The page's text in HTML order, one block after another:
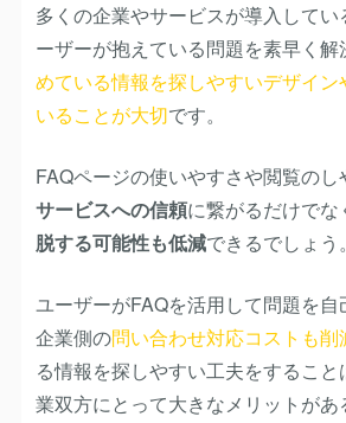
多くの企業やサービスが導入して
ーザーが抱えている問題を素早く解
めている情報を探しやすいデザイン
いることが大切です。
FAQページの使いやすさや閲覧のし
サービスへの信頼に繋がるだけでな
脱する可能性も低減できるでしょう。
ユーザーがFAQを活用して問題を自
企業側の問い合わせ対応コストも削
る情報を探しやすい工夫をするこ
業双方にとって大きなメリットがあ